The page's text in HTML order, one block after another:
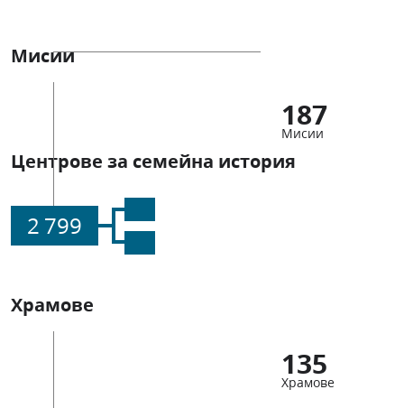
Мисии
187
Мисии
Центрове за семейна история
2 799
Храмове
135
Храмове